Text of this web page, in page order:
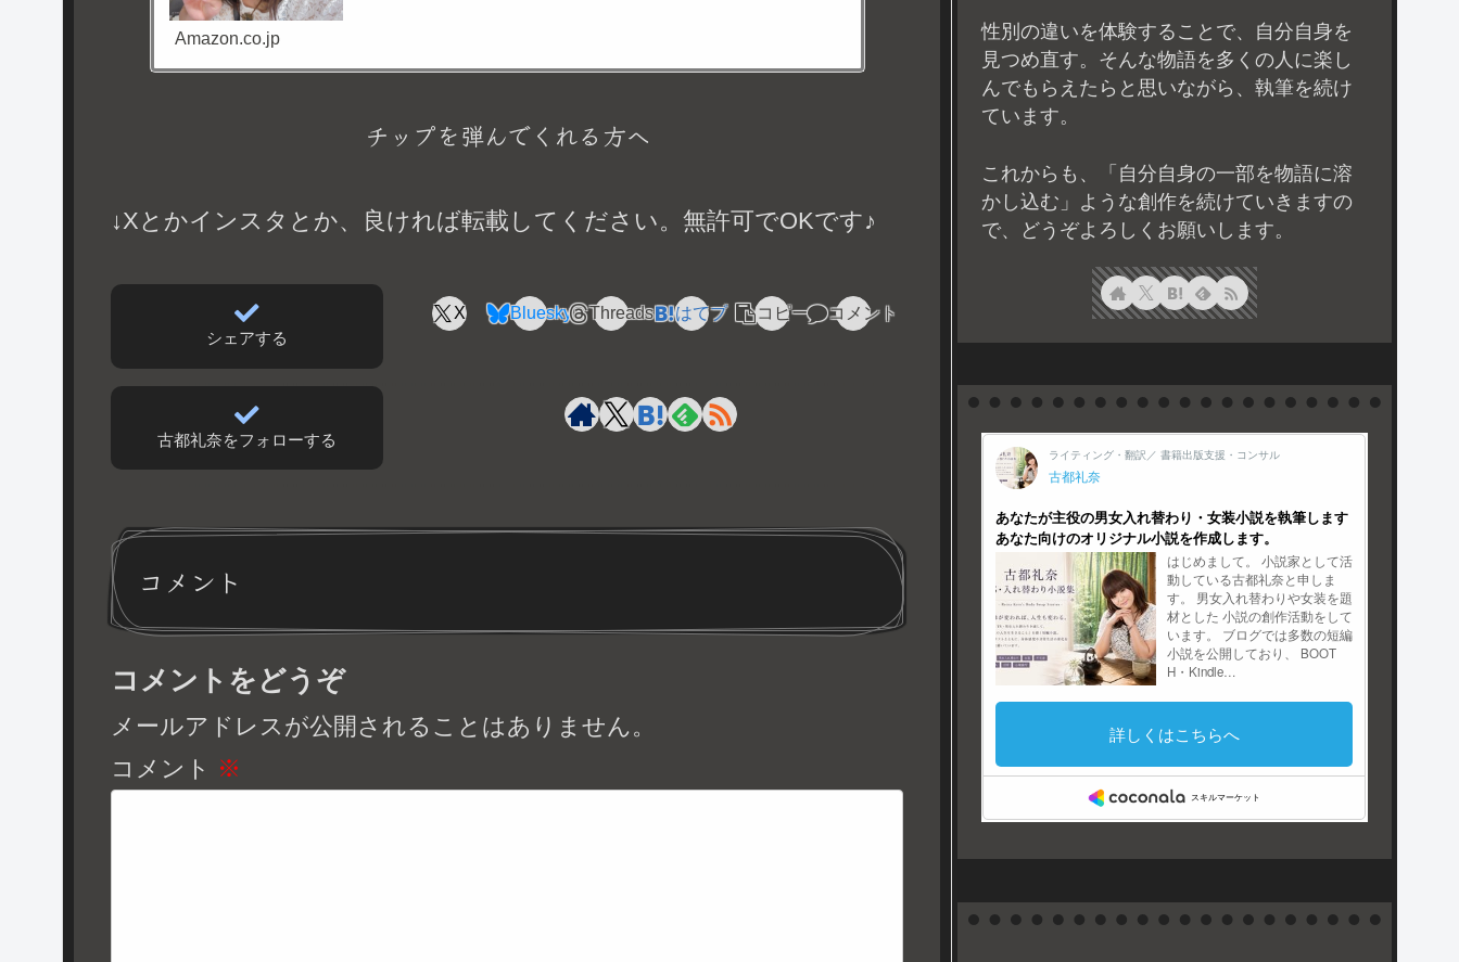
Amazon.co.jp
チップを弾んでくれる方へ
↓Xとかインスタとか、良ければ転載してください。無許可でOKです♪
シェアする
X Bluesky Threads はてブ コピー コメント
古都礼奈をフォローする
コメント
コメントをどうぞ
メールアドレスが公開されることはありません。
コメント ※
性別の違いを体験することで、自分自身を
見つめ直す。そんな物語を多くの人に楽し
んでもらえたらと思いながら、執筆を続け
ています。
これからも、「自分自身の一部を物語に溶
かし込む」ような創作を続けていきますの
で、どうぞよろしくお願いします。